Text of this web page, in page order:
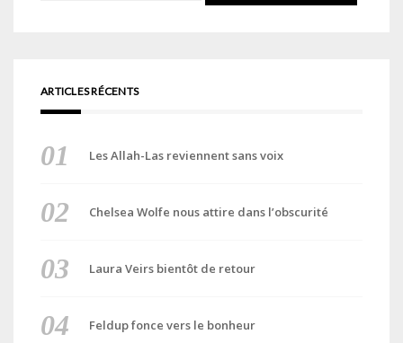
ARTICLES RÉCENTS
Les Allah-Las reviennent sans voix
Chelsea Wolfe nous attire dans l’obscurité
Laura Veirs bientôt de retour
Feldup fonce vers le bonheur